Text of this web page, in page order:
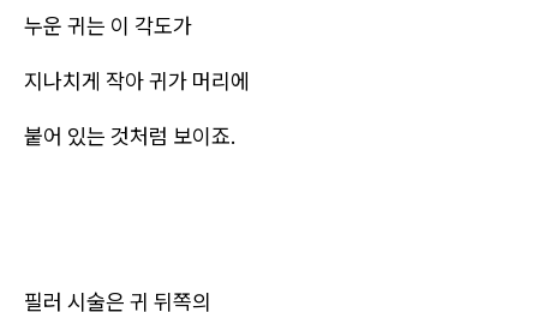
누운 귀는 이 각도가
지나치게 작아 귀가 머리에
붙어 있는 것처럼 보이죠.
필러 시술은 귀 뒤쪽의